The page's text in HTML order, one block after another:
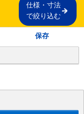
仕様・寸法
で絞り込む
保存